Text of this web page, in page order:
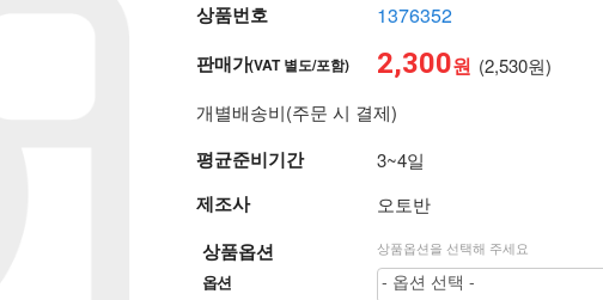
상품번호 1376352
판매가(VAT 별도/포함) 2,300원 (2,530원)
개별배송비(주문 시 결제)
평균준비기간 3~4일
제조사 오토반
상품옵션 상품옵션을 선택해 주세요
옵션 - 옵션 선택 -